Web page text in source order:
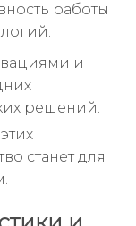
работы
и
решений.
станет для